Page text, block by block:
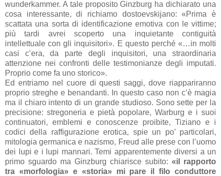
wunderkammer. A tale proposito Ginzburg ha dichiarato una
cosa interessante, di richiamo dostoevskijano: «Prima è
scattata una sorta di identificazione emotiva con le vittime;
più tardi avrei scoperto una inquietante contiguità
intellettuale con gli inquisitori». E questo perché «…in molti
casi c’era, da parte degli inquisitori, una straordinaria
attenzione nei confronti delle testimonianze degli imputati.
Proprio come fa uno storico».
Ed entriamo nel cuore di questi saggi, dove riappariranno
proprio streghe e benandanti. In questo caso non c’è magia
ma il chiaro intento di un grande studioso. Sono sette per la
precisione: stregoneria e pietà popolare, Warburg e i suoi
continuatori, emblemi e conoscenze proibite, Tiziano e i
codici della raffigurazione erotica, spie un po’ particolari,
mitologia germanica e nazismo, Freud alle prese con l’uomo
dei lupi e i lupi mannari. Temi apparentemente diversi a un
primo sguardo ma Ginzburg chiarisce subito: «il rapporto
tra «morfologia» e «storia» mi pare il filo conduttore